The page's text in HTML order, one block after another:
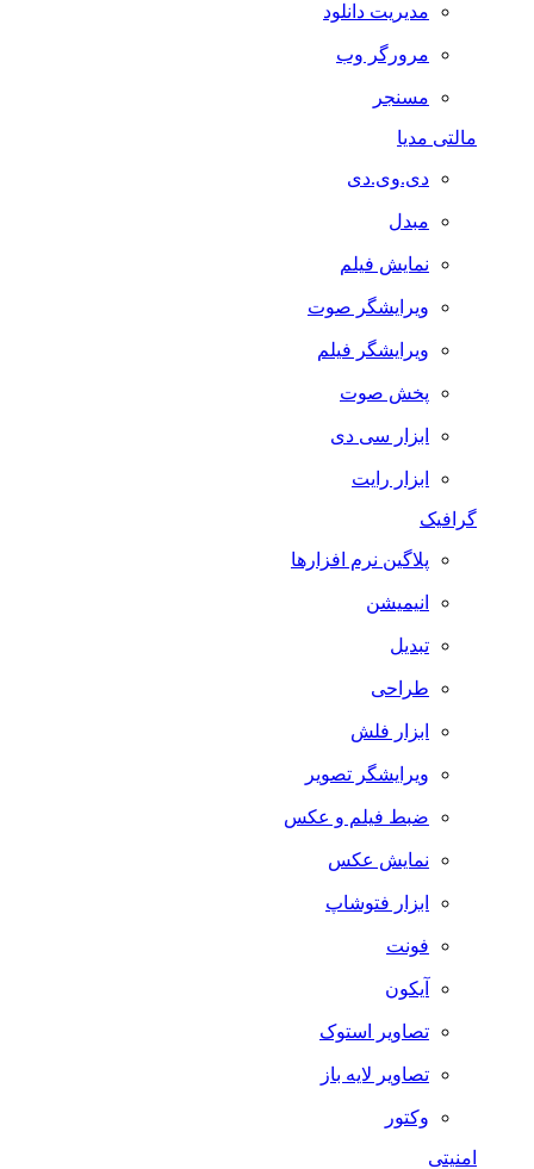
مدیریت دانلود
مرورگر وب
مسنجر
مالتی مدیا
دی.وی.دی
مبدل
نمایش فیلم
ویرایشگر صوت
ویرایشگر فیلم
پخش صوت
ابزار سی دی
ابزار رایت
گرافیک
پلاگین نرم افزارها
انیمیشن
تبدیل
طراحی
ابزار فلش
ویرایشگر تصویر
ضبط فيلم و عكس
نمایش عکس
ابزار فتوشاپ
فونت
آیکون
تصاویر استوک
تصاویر لایه باز
وکتور
امنیتی